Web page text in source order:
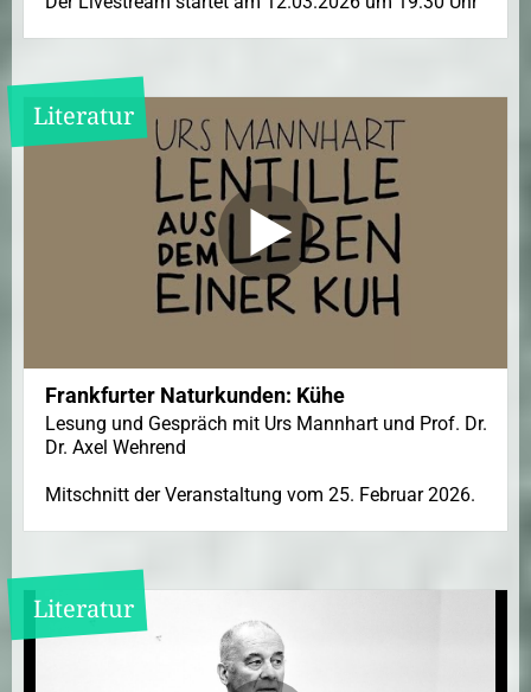
Literatur
Frankfurter Naturkunden: Kühe
Lesung und Gespräch mit Urs Mannhart und Prof. Dr.
Dr. Axel Wehrend
Mitschnitt der Veranstaltung vom 25. Februar 2026.
Literatur